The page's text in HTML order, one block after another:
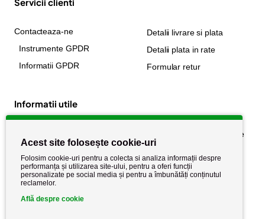
Contacteaza-ne
Instrumente GPDR
Informatii GPDR
Detalii livrare si plata
Detalii plata in rate
Formular retur
Informatii utile
Politica de cookie
Politica de confidențialitate
Termeni si conditii
Acest site folosește cookie-uri
Folosim cookie-uri pentru a colecta si analiza informații despre
performanța și utilizarea site-ului, pentru a oferi funcții
personalizate pe social media și pentru a îmbunătăți conținutul
reclamelor.
Află despre cookie